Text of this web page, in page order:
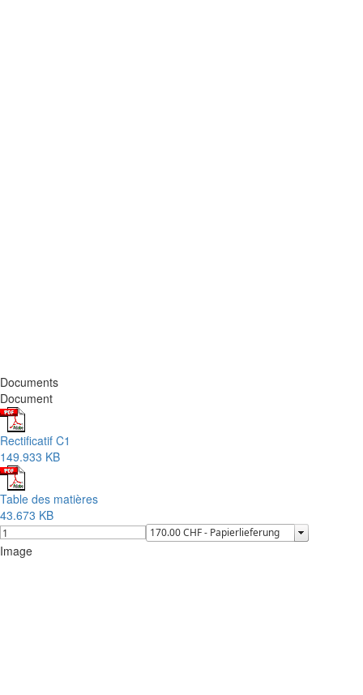
Documents
Document
Rectificatif C1
149.933 KB
Table des matières
43.673 KB
Image